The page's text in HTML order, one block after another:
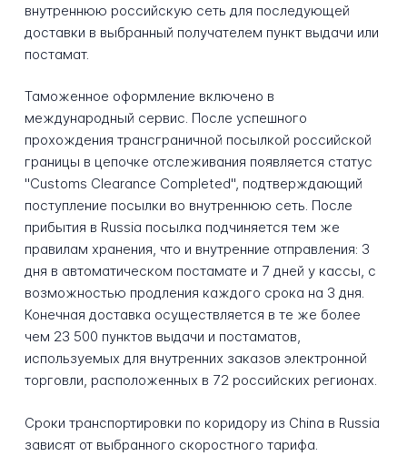
внутреннюю российскую сеть для последующей
доставки в выбранный получателем пункт выдачи или
постамат.
Таможенное оформление включено в
международный сервис. После успешного
прохождения трансграничной посылкой российской
границы в цепочке отслеживания появляется статус
"Customs Clearance Completed", подтверждающий
поступление посылки во внутреннюю сеть. После
прибытия в Russia посылка подчиняется тем же
правилам хранения, что и внутренние отправления: 3
дня в автоматическом постамате и 7 дней у кассы, с
возможностью продления каждого срока на 3 дня.
Конечная доставка осуществляется в те же более
чем 23 500 пунктов выдачи и постаматов,
используемых для внутренних заказов электронной
торговли, расположенных в 72 российских регионах.
Сроки транспортировки по коридору из China в Russia
зависят от выбранного скоростного тарифа.